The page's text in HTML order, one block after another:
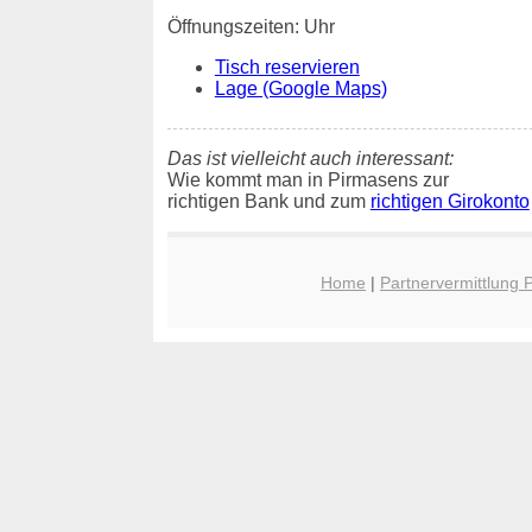
Öffnungszeiten: Uhr
Tisch reservieren
Lage (Google Maps)
Das ist vielleicht auch interessant:
Wie kommt man in Pirmasens zur
richtigen Bank und zum richtigen Girokonto
Home | Partnervermittlung